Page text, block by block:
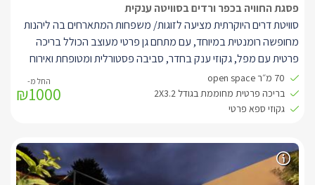
פסגת החוויה בכפר ורדים בסוויטה ענקית
סוויטת דרים היוקרתית מציעה לזוגות/ משפחות המתארחים בה ליהנות
מחופשה רומנטית במיוחד, עם מתחם גן פרטי מעוצב הכולל בריכה
פרטית עם מפל, גקוזי ענק בחדר, סביבה פסטורלית ומטופחת ואירוח
אישי אדיב ונדיב.
בתוך הסוויטה, תוכלו להתפנק בחלל נעים ומעוצב בגווני קרם-לבן,
הכולל מיטה ענקית מפוארת בעלת מזרן איכותי עם שכבת לטקס, חדר
בטכנולוגיית HD, ממיר הקלטה וספריית סרטים עשירה לצפייה ב
SMARTTV בגודל 50 אינצ' מטבחון מעוצב הכולל מיני בר.
מתחם הגן של הסוויטה הינו פרטי רק לכם ובו תוכלו להתפנק בבריכת
70 מ״ר open space
בריכה פרטית מחוממת בגודל 2X3.2
גקוזי ספא פרטי
₪1000